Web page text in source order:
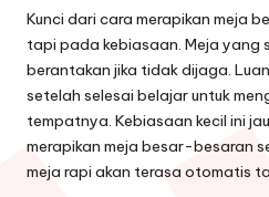
Kunci dari cara merapikan meja
tapi pada kebiasaan. Meja yang
berantakan jika tidak dijaga.
setelah selesai belajar untuk
tempatnya. Kebiasaan kecil ini
merapikan meja besar-besaran
meja rapi akan terasa otomatis